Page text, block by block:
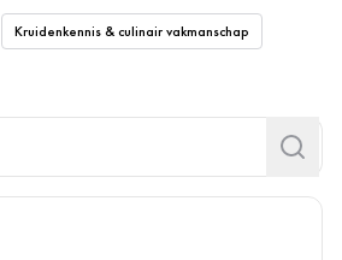
Kruidenkennis & culinair vakmanschap
Search